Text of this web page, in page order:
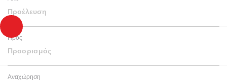
Προέλευση
Προς
Προορισμός
Αναχώρηση